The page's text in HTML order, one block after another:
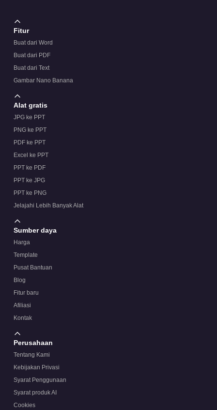
Fitur
Buat dari Word
Buat dari PDF
Buat dari Text
Gambar Nano Banana
Alat gratis
JPG ke PPT
PNG ke PPT
PDF ke PPT
Excel ke PPT
PPT ke PDF
PPT ke JPG
PPT ke PNG
Jelajahi Lebih Banyak Alat
Sumber daya
Harga
Template
Pusat Bantuan
Blog
Fitur baru
Afiliasi
Kontak
Perusahaan
Tentang Kami
Kebijakan Privasi
Syarat Penggunaan
Syarat produk AI
Cookies